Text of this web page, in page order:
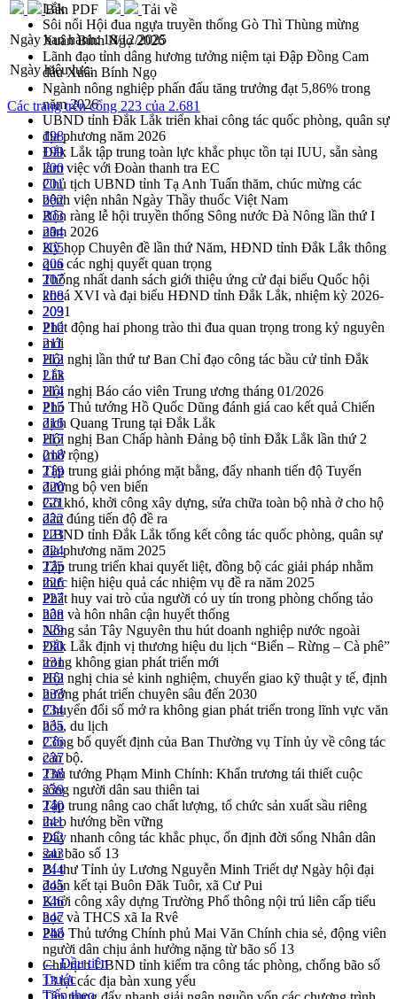
Lắk
Sôi nổi Hội đua ngựa truyền thống Gò Thì Thùng mừng
Xuân Bính Ngọ 2026
Lãnh đạo tỉnh dâng hương tưởng niệm tại Đập Đồng Cam
đầu Xuân Bính Ngọ
Ngành nông nghiệp phấn đấu tăng trưởng đạt 5,86% trong
năm 2026
UBND tỉnh Đắk Lắk triển khai công tác quốc phòng, quân sự
địa phương năm 2026
Đắk Lắk tập trung toàn lực khắc phục tồn tại IUU, sẵn sàng
làm việc với Đoàn thanh tra EC
Chủ tịch UBND tỉnh Tạ Anh Tuấn thăm, chúc mừng các
bệnh viện nhân Ngày Thầy thuốc Việt Nam
Rộn ràng lễ hội truyền thống Sông nước Đà Nông lần thứ I
năm 2026
Kỳ họp Chuyên đề lần thứ Năm, HĐND tỉnh Đắk Lắk thông
qua các nghị quyết quan trọng
Thống nhất danh sách giới thiệu ứng cử đại biểu Quốc hội
khoá XVI và đại biểu HĐND tỉnh Đắk Lắk, nhiệm kỳ 2026-
2031
Phát động hai phong trào thi đua quan trọng trong kỷ nguyên
mới
Hội nghị lần thứ tư Ban Chỉ đạo công tác bầu cử tỉnh Đắk
Lắk
Hội nghị Báo cáo viên Trung ương tháng 01/2026
Phó Thủ tướng Hồ Quốc Dũng đánh giá cao kết quả Chiến
dịch Quang Trung tại Đắk Lắk
Hội nghị Ban Chấp hành Đảng bộ tỉnh Đắk Lắk lần thứ 2
(mở rộng)
Tập trung giải phóng mặt bằng, đẩy nhanh tiến độ Tuyến
đường bộ ven biển
Gỡ khó, khởi công xây dựng, sửa chữa toàn bộ nhà ở cho hộ
dân đúng tiến độ đề ra
UBND tỉnh Đắk Lắk tổng kết công tác quốc phòng, quân sự
địa phương năm 2025
Tập trung triển khai quyết liệt, đồng bộ các giải pháp nhằm
thực hiện hiệu quả các nhiệm vụ đề ra năm 2025
Phát huy vai trò của người có uy tín trong phòng chống tảo
hôn và hôn nhân cận huyết thống
Nông sản Tây Nguyên thu hút doanh nghiệp nước ngoài
Đắk Lắk định vị thương hiệu du lịch “Biển – Rừng – Cà phê”
trong không gian phát triển mới
Hội nghị chia sẻ kinh nghiệm, chuyển giao kỹ thuật y tế, định
hướng phát triển chuyên sâu đến 2030
Chuyển đổi số mở ra không gian phát triển trong lĩnh vực văn
hóa, du lịch
Công bố quyết định của Ban Thường vụ Tỉnh ủy về công tác
cán bộ.
Thủ tướng Phạm Minh Chính: Khẩn trương tái thiết cuộc
sống người dân sau thiên tai
Tập trung nâng cao chất lượng, tổ chức sản xuất sầu riêng
theo hướng bền vững
Đẩy nhanh công tác khắc phục, ổn định đời sống Nhân dân
sau bão số 13
Bí thư Tỉnh ủy Lương Nguyễn Minh Triết dự Ngày hội đại
đoàn kết tại Buôn Đăk Tuôr, xã Cư Pui
Khởi công xây dựng Trường Phổ thông nội trú liên cấp tiểu
học và THCS xã Ia Rvê
Phó Thủ tướng Chính phủ Mai Văn Chính chia sẻ, động viên
người dân chịu ảnh hưởng nặng từ bão số 13
Chủ tịch UBND tỉnh kiểm tra công tác phòng, chống bão số
13 tại các địa bàn xung yếu
Bản PDF
Tải về
Ngày ban hành:18/12/2025
Ngày hiệu lực:
Các trang trên cổng 223 của 2.681
198
199
200
201
202
203
204
205
206
207
208
209
210
211
212
213
214
215
216
217
218
219
220
221
222
223
224
225
226
227
228
229
230
231
232
233
234
235
236
237
238
239
240
241
242
243
244
245
246
247
248
← Đầu tiên
Trước
Tiếp theo